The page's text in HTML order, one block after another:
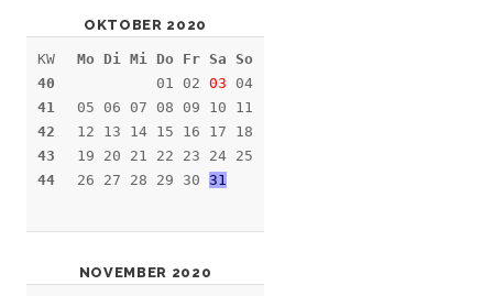
OKTOBER 2020
KW
40
41
42
43
44
Mo Di Mi Do Fr Sa So
01 02 03 04
05 06 07 08 09 10 11
12 13 14 15 16 17 18
19 20 21 22 23 24 25
26 27 28 29 30 31
NOVEMBER 2020